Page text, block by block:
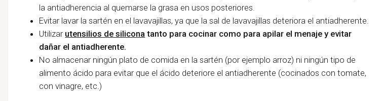
la antiadherencia al quemarse la grasa en usos posteriores.
Evitar lavar la sartén en el lavavajillas, ya que la sal de lavavajillas deteriora el antiadherente.
Utilizar utensilios de silicona tanto para cocinar como para apilar el menaje y evitar
dañar el antiadherente.
No almacenar ningún plato de comida en la sartén (por ejemplo arroz) ni ningún tipo de
alimento ácido para evitar que el ácido deteriore el antiadherente (cocinados con tomate,
con vinagre, etc.)